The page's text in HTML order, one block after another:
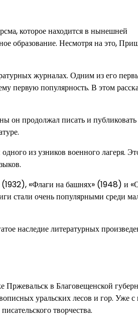
которое находится в нынешней
образование. Несмотря на это,
журналах. Одним из его
первую популярность. В этом
продолжал писать и публиковать
из узников военного лагеря.
«Флаги на башнях» (1948) и
стали очень популярными среди
наследие литературных
Пржевальск в Благовещенской
уральских лесов и гор. Уже
творчества.